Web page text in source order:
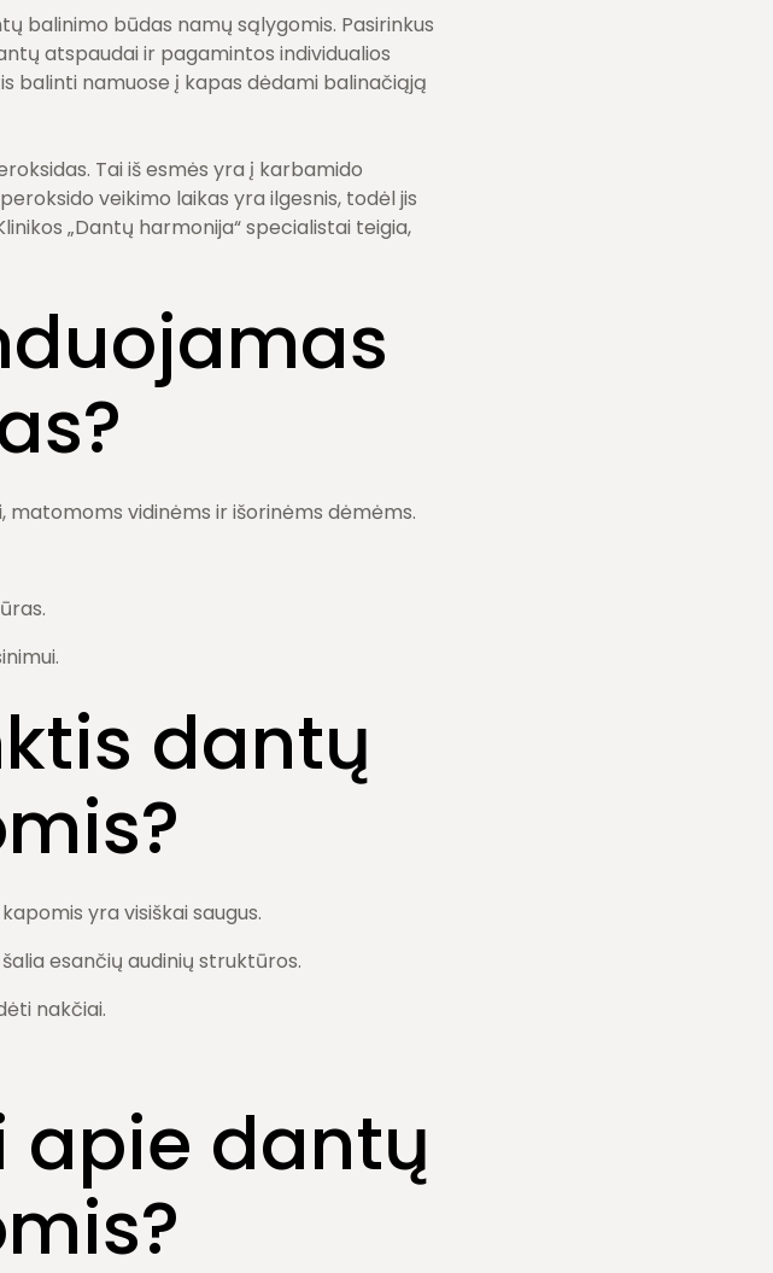
balinimo būdas namų sąlygomis. Pasirinkus
atspaudai ir pagamintos individualios
balinti namuose į kapas dėdami balinačiąją
Tai iš esmės yra į karbamido
veikimo laikas yra ilgesnis, todėl jis
„Dantų harmonija“ specialistai teigia,
?
matomoms vidinėms ir išorinėms dėmėms.
dantų
yra visiškai saugus.
esančių audinių struktūros.
nakčiai.
apie dantų